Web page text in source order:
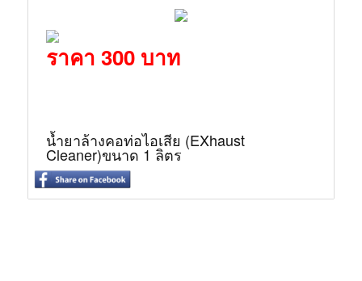
ราคา 300 บาท
น้ำยาล้างคอท่อไอเสีย (EXhaust
Cleaner)ขนาด 1 ลิตร